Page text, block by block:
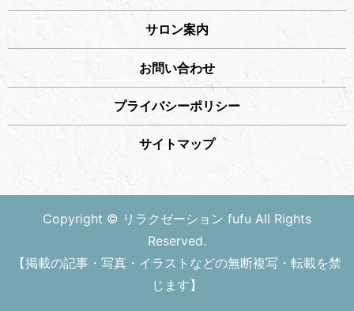
サロン案内
お問い合わせ
プライバシーポリシー
サイトマップ
Copyright © リラクゼーション fufu All Rights
Reserved.
【掲載の記事・写真・イラストなどの無断複写・転載を禁
じます】